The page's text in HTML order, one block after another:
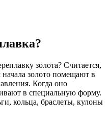
золота? Считается,
золото помещают в
Когда оно
в специальную форму.
кольца, браслеты, кулоны